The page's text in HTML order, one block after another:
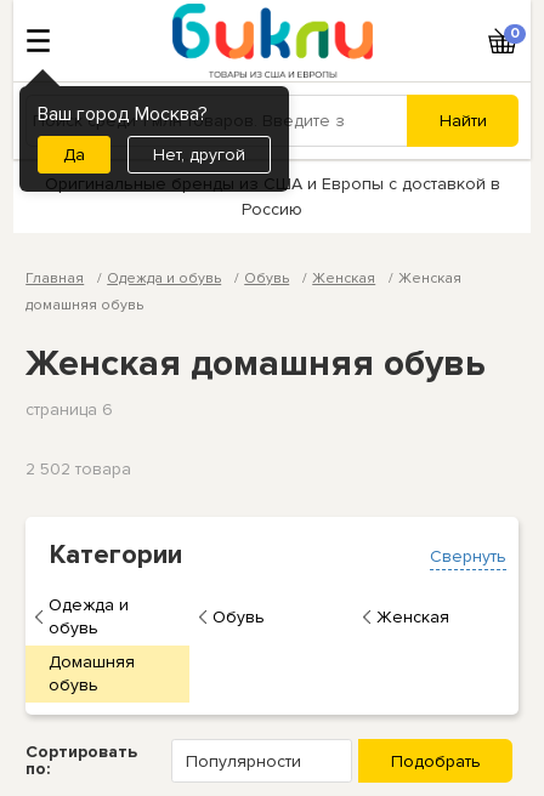
Ваш город Москва?
Нет, другой
0
Оригинальные бренды из США и Европы с доставкой в
Россию
Главная Одежда и обувь Обувь Женская
Женская
домашняя обувь
Женская домашняя обувь
страница 6
2 502 товарa
Свернуть
Категории
Одежда и
обувь
Обувь Женская
Домашняя
обувь
Сортировать
по: